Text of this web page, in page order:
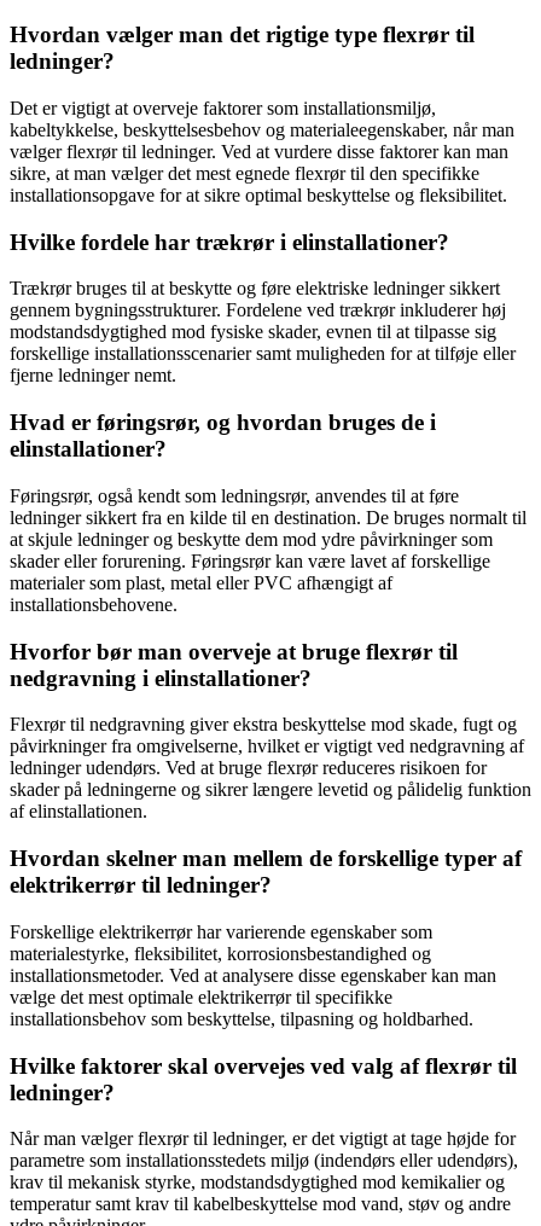
Hvordan vælger man det rigtige type flexrør til
ledninger?
Det er vigtigt at overveje faktorer som installationsmiljø,
kabeltykkelse, beskyttelsesbehov og materialeegenskaber, når man
vælger flexrør til ledninger. Ved at vurdere disse faktorer kan man
sikre, at man vælger det mest egnede flexrør til den specifikke
installationsopgave for at sikre optimal beskyttelse og fleksibilitet.
Hvilke fordele har trækrør i elinstallationer?
Trækrør bruges til at beskytte og føre elektriske ledninger sikkert
gennem bygningsstrukturer. Fordelene ved trækrør inkluderer høj
modstandsdygtighed mod fysiske skader, evnen til at tilpasse sig
forskellige installationsscenarier samt muligheden for at tilføje eller
fjerne ledninger nemt.
Hvad er føringsrør, og hvordan bruges de i
elinstallationer?
Føringsrør, også kendt som ledningsrør, anvendes til at føre
ledninger sikkert fra en kilde til en destination. De bruges normalt til
at skjule ledninger og beskytte dem mod ydre påvirkninger som
skader eller forurening. Føringsrør kan være lavet af forskellige
materialer som plast, metal eller PVC afhængigt af
installationsbehovene.
Hvorfor bør man overveje at bruge flexrør til
nedgravning i elinstallationer?
Flexrør til nedgravning giver ekstra beskyttelse mod skade, fugt og
påvirkninger fra omgivelserne, hvilket er vigtigt ved nedgravning af
ledninger udendørs. Ved at bruge flexrør reduceres risikoen for
skader på ledningerne og sikrer længere levetid og pålidelig funktion
af elinstallationen.
Hvordan skelner man mellem de forskellige typer af
elektrikerrør til ledninger?
Forskellige elektrikerrør har varierende egenskaber som
materialestyrke, fleksibilitet, korrosionsbestandighed og
installationsmetoder. Ved at analysere disse egenskaber kan man
vælge det mest optimale elektrikerrør til specifikke
installationsbehov som beskyttelse, tilpasning og holdbarhed.
Hvilke faktorer skal overvejes ved valg af flexrør til
ledninger?
Når man vælger flexrør til ledninger, er det vigtigt at tage højde for
parametre som installationsstedets miljø (indendørs eller udendørs),
krav til mekanisk styrke, modstandsdygtighed mod kemikalier og
temperatur samt krav til kabelbeskyttelse mod vand, støv og andre